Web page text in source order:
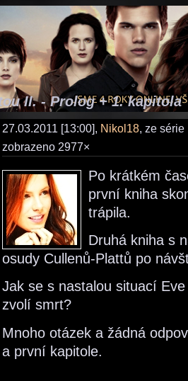
II. - Prolog + 1. kapitola
27.03.2011 [13:00], Nikol18, ze série
zobrazeno 2977×
Po krátkém
první kniha
trápila.
Druhá kniha s
osudy Cullenů-Plattů po
Jak se s nastalou situací
zvolí smrt?
Mnoho otázek a žádná
a první kapitole.